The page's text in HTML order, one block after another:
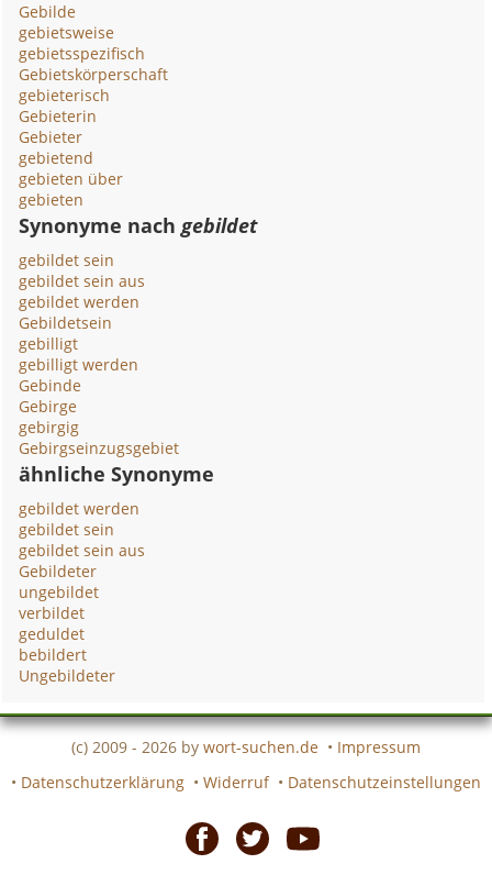
Gebilde
gebietsweise
gebietsspezifisch
Gebietskörperschaft
gebieterisch
Gebieterin
Gebieter
gebietend
gebieten über
gebieten
Synonyme nachgebildet
gebildet sein
gebildet sein aus
gebildet werden
Gebildetsein
gebilligt
gebilligt werden
Gebinde
Gebirge
gebirgig
Gebirgseinzugsgebiet
ähnliche Synonyme
gebildet werden
gebildet sein
gebildet sein aus
Gebildeter
ungebildet
verbildet
geduldet
bebildert
Ungebildeter
(c) 2009 - 2026 by wort-suchen.de • Impressum
• Datenschutzerklärung • Widerruf • Datenschutzeinstellungen